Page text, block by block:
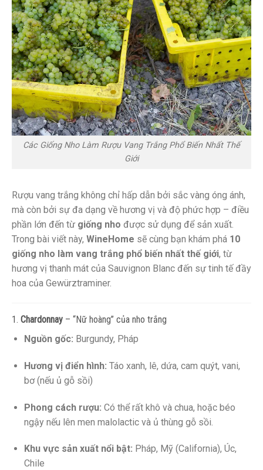
Các Giống Nho Làm Rượu Vang Trắng Phổ Biến Nhất Thế
Giới
Rượu vang trắng không chỉ hấp dẫn bởi sắc vàng óng ánh,
mà còn bởi sự đa dạng về hương vị và độ phức hợp – điều
phần lớn đến từ giống nho được sử dụng để sản xuất.
Trong bài viết này, WineHome sẽ cùng bạn khám phá 10
giống nho làm vang trắng phổ biến nhất thế giới, từ
hương vị thanh mát của Sauvignon Blanc đến sự tinh tế đầy
hoa của Gewürztraminer.
1. Chardonnay – “Nữ hoàng” của nho trắng
Nguồn gốc: Burgundy, Pháp
Hương vị điển hình: Táo xanh, lê, dứa, cam quýt, vani,
bơ (nếu ủ gỗ sồi)
Phong cách rượu: Có thể rất khô và chua, hoặc béo
ngậy nếu lên men malolactic và ủ thùng gỗ sồi.
Khu vực sản xuất nổi bật: Pháp, Mỹ (California), Úc,
Chile